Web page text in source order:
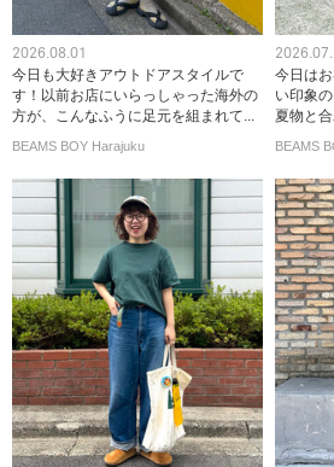
2026.08.01
今日も大好きアウトドアスタイルで
す！以前お店にいらっしゃった海外の
方が、こんなふうに足元を組まれて...
BEAMS BOY Harajuku
今日は
い印象
夏物と
BEAMS